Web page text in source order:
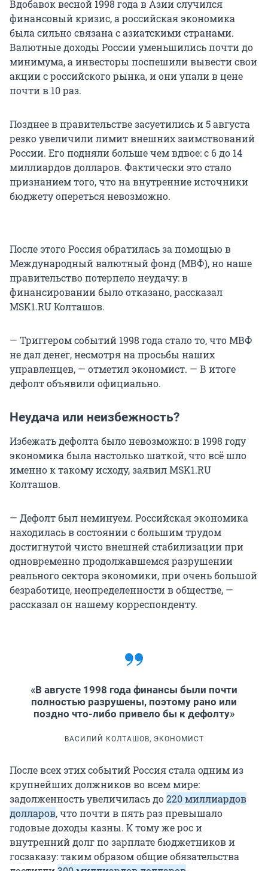
Вдобавок весной 1998 года в Азии случился
финансовый кризис, а российская экономика
была сильно связана с азиатскими странами.
Валютные доходы России уменьшились почти до
минимума, а инвесторы поспешили вывести свои
акции с российского рынка, и они упали в цене
почти в 10 раз.
Позднее в правительстве засуетились и 5 августа
резко увеличили лимит внешних заимствований
России. Его подняли больше чем вдвое: с 6 до 14
миллиардов долларов. Фактически это стало
признанием того, что на внутренние источники
бюджету опереться невозможно.
После этого Россия обратилась за помощью в
Международный валютный фонд (МВФ), но наше
правительство потерпело неудачу: в
финансировании было отказано, рассказал
MSK1.RU Колташов.
— Триггером событий 1998 года стало то, что МВФ
не дал денег, несмотря на просьбы наших
управленцев, — отметил экономист. — В итоге
дефолт объявили официально.
Неудача или неизбежность?
Избежать дефолта было невозможно: в 1998 году
экономика была настолько шаткой, что всё шло
именно к такому исходу, заявил MSK1.RU
Колташов.
— Дефолт был неминуем. Российская экономика
находилась в состоянии с большим трудом
достигнутой чисто внешней стабилизации при
одновременно продолжавшемся разрушении
реального сектора экономики, при очень большой
безработице, неопределенности в обществе, —
рассказал он нашему корреспонденту.
«В августе 1998 года финансы были почти
полностью разрушены, поэтому рано или
поздно что-либо привело бы к дефолту»
ВАСИЛИЙ КОЛТАШОВ, ЭКОНОМИСТ
После всех этих событий Россия стала одним из
крупнейших должников во всем мире:
задолженность увеличилась до220 миллиардов
долларов, что почти в пять раз превышало
годовые доходы казны. К тому же рос и
внутренний долг по зарплате бюджетников и
госзаказу: таким образом общие обязательства